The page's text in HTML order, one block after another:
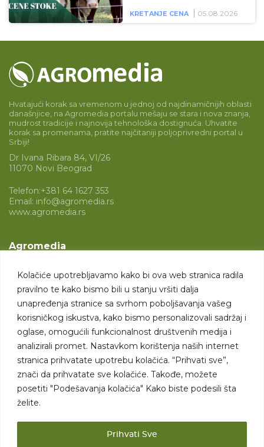
Kolačiće upotrebljavamo kako bi ova web stranica radila
pravilno te kako bismo bili u stanju vršiti dalja
unapređenja stranice sa svrhom poboljšavanja vašeg
korisničkog iskustva, kako bismo personalizovali sadržaj i
oglase, omogućili funkcionalnost društvenih medija i
analizirali promet. Nastavkom korištenja naših internet
stranica prihvatate upotrebu kolačića. “Prihvati sve”,
znači da prihvatate sve kolačiće. Takođe, možete
posetiti "Podešavanja kolačića" Kako biste podesili šta
želite.
Prihvati Sve
KRETANJE CENA 05.08.2026
Hvatajući korak sa vremenom u jednoj od najdinamičnijih oblasti
današnjice, na Agromedia portalu mešaju se stara i nova znanja,
mudrost tradicije i najnovija tehnološka dostignuća. Uhvatite
korak sa promenama, pratite najčitaniji poljoprivredni portal u
Srbiji!
Dr Ivana Ribara 84, VI/26
11070 Novi Beograd
Telefon:+381 64 1627 353
Email: info@agromedia.rs
www.agromedia.rs
Agromedia
Svet poljoprivrede
Marketing usluge
Tražimo saradnike
Kontakt
Kontakt